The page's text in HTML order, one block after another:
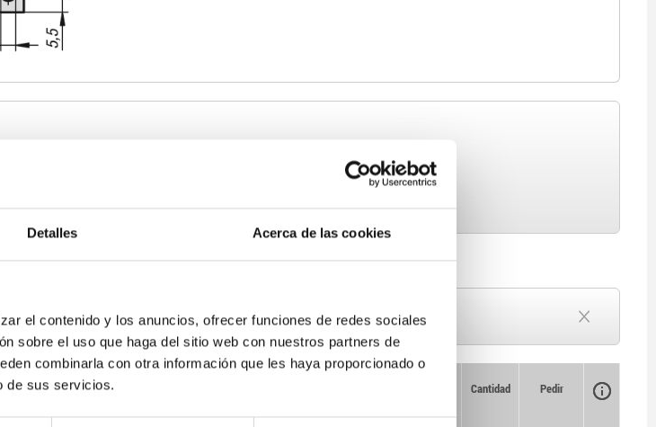
Detalles Acerca de las cookies
el contenido y los anuncios, ofrecer funciones de redes sociales
sobre el uso que haga del sitio web con nuestros partners de
combinarla con otra información que les haya proporcionado o
de sus servicios.
17+ días
Actualmente agotado
Cantidad Pedir